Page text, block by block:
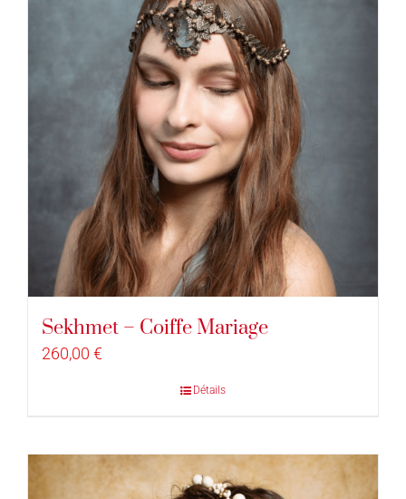
Sekhmet – Coiffe Mariage
260,00 €
Détails